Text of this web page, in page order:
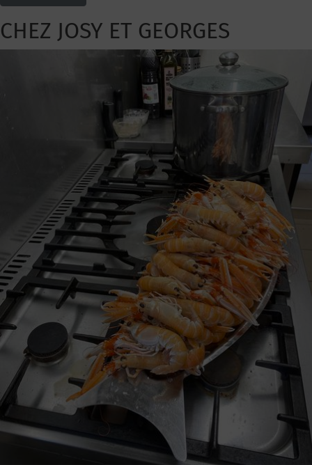
CHEZ JOSY ET GEORGES